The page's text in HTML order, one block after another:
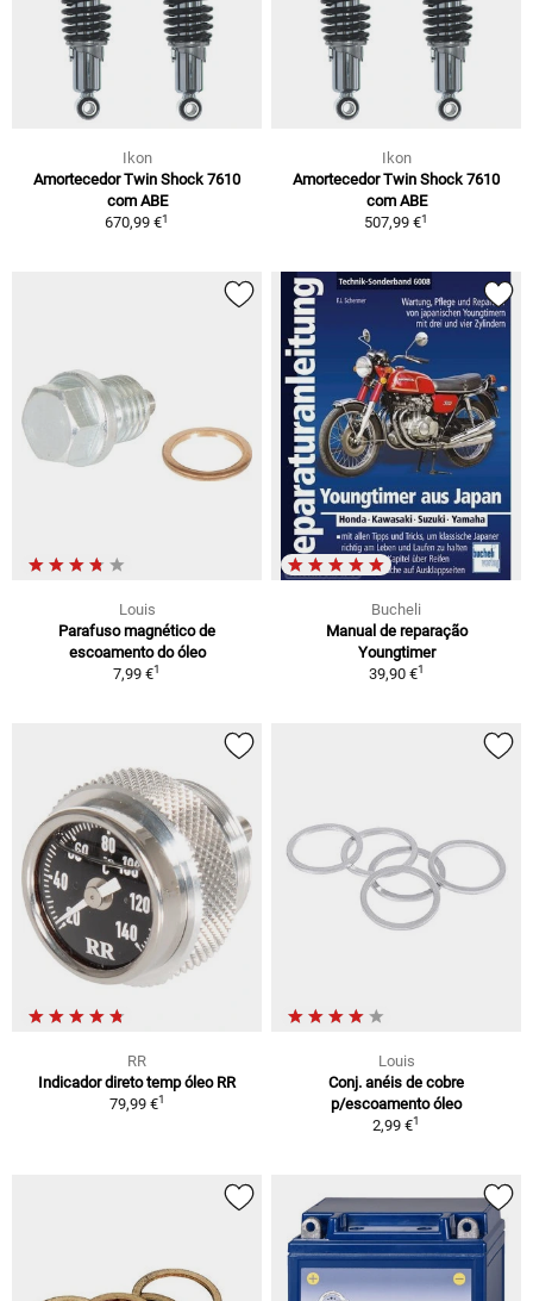
Ikon
Amortecedor Twin Shock 7610
com ABE
670,99 €1
Ikon
Amortecedor Twin Shock 7610
com ABE
507,99 €1
Louis
Parafuso magnético de
escoamento do óleo
7,99 €1
Bucheli
Manual de reparação
Youngtimer
39,90 €1
RR
Indicador direto temp óleo RR
79,99 €1
Louis
Conj. anéis de cobre
p/escoamento óleo
2,99 €1